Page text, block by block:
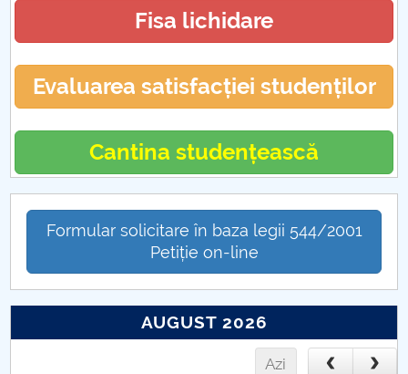
Fisa lichidare
Evaluarea satisfacției studenților
Cantina studențească
Formular solicitare în baza legii 544/2001
Petiție on-line
AUGUST 2026
Azi